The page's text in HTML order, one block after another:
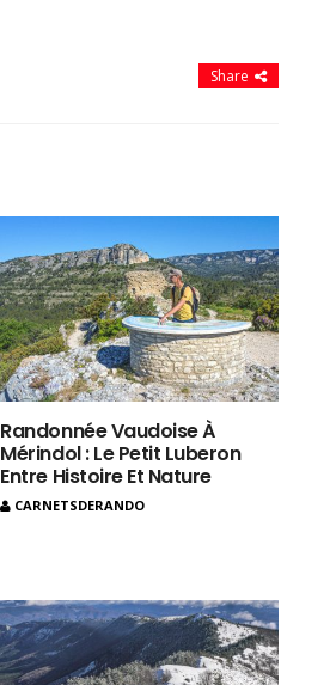
Share
Randonnée Vaudoise À
Mérindol : Le Petit Luberon
Entre Histoire Et Nature
CARNETSDERANDO